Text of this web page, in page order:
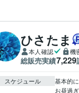
ひさたま
本人確認 機
総販売実績7,229
スケジュール
基本的
お昼過